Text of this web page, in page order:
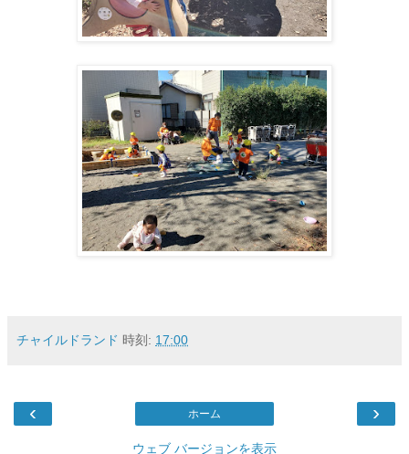
チャイルドランド 時刻: 17:00
‹ ›
ホーム
ウェブ バージョンを表示